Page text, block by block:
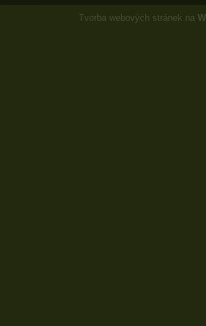
Tvorba webových stránek na